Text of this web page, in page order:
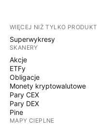
WIĘCEJ NIŻ TYLKO PRODUKT
Superwykresy
SKANERY
Akcje
ETFy
Obligacje
Monety kryptowalutowe
Pary CEX
Pary DEX
Pine
MAPY CIEPLNE